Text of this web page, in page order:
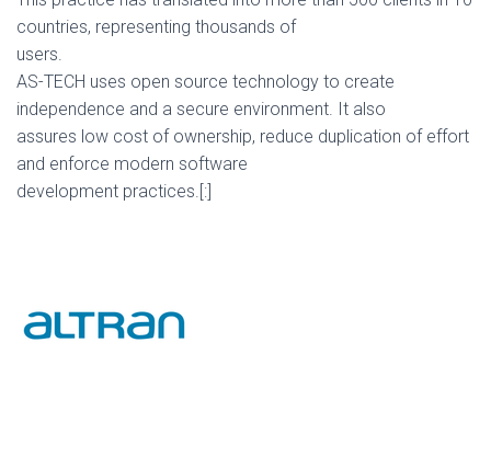
countries, representing thousands of
users.
AS-TECH uses open source technology to create
independence and a secure environment. It also
assures low cost of ownership, reduce duplication of effort
and enforce modern software
development practices.[:]